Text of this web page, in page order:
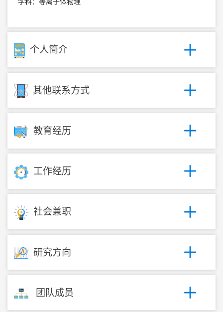
个人简介
其他联系方式
教育经历
工作经历
社会兼职
研究方向
团队成员